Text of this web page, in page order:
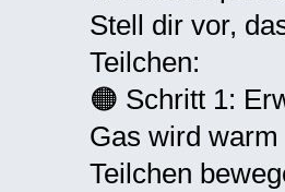
Stell dir vor,
Teilchen:
🟠 Schritt 1:
Gas wird warm
Teilchen